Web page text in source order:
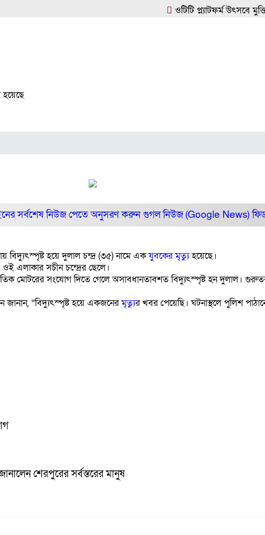
ওটিটি প্ল্যাটফর্ম উৎসবে মুক্তি
সর্বশেষ নিউজ পেতে অনুসরণ করুনগুগল নিউজ (Google News)
হয়ে দুলাল চন্দ্র (৩৫) নামে একযুবকের মৃত্যুহয়েছে।
এলাকার সচীন চন্দ্রের ছেলে।
মোটরের সংযোগ দিতে গেলে অসাবধানতাবশত বিদ্যুৎস্পৃষ্ট হন দুলাল।
জানান, “বিদ্যুৎস্পৃষ্ট হয়ে একজনেরমৃত্যুর খবর পেয়েছি। ঘটনাস্থলে পুলিশ
শেরপুরের সর্বস্তরের মানুষ